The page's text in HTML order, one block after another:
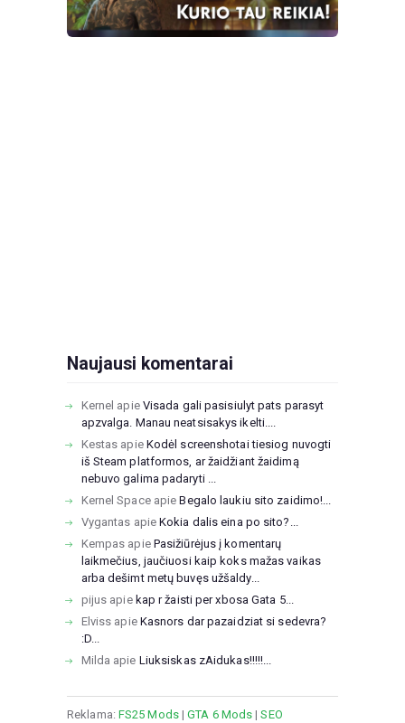
Naujausi komentarai
Kernel apie Visada gali pasisiulyt pats parasyt
apzvalga. Manau neatsisakys ikelti....
Kestas apie Kodėl screenshotai tiesiog nuvogti
iš Steam platformos, ar žaidžiant žaidimą
nebuvo galima padaryti ...
Kernel SpaceapieBegalo laukiu sito zaidimo!...
Vygantas apieKokia dalis eina po sito?...
Kempas apie Pasižiūrėjus į komentarų
laikmečius, jaučiuosi kaip koks mažas vaikas
arba dešimt metų buvęs užšaldy...
pijus apie kap r žaisti per xbosa Gata 5...
Elviss apie Kasnors dar pazaidziat si sedevra?
:D...
Milda apie Liuksiskas zAidukas!!!!!...
Reklama: FS25 Mods|GTA 6 Mods |SEO